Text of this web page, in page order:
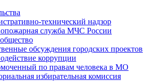
технический надзор
служба МЧС России
обсуждения городских проектов
коррупции
по правам человека в МО
избирательная комиссия